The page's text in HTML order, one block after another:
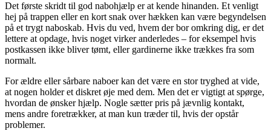
Det første skridt til god nabohjælp er at kende hinanden. Et venligt
hej på trappen eller en kort snak over hækken kan være begyndelsen
på et trygt naboskab. Hvis du ved, hvem der bor omkring dig, er det
lettere at opdage, hvis noget virker anderledes – for eksempel hvis
postkassen ikke bliver tømt, eller gardinerne ikke trækkes fra som
normalt.
For ældre eller sårbare naboer kan det være en stor tryghed at vide,
at nogen holder et diskret øje med dem. Men det er vigtigt at spørge,
hvordan de ønsker hjælp. Nogle sætter pris på jævnlig kontakt,
mens andre foretrækker, at man kun træder til, hvis der opstår
problemer.